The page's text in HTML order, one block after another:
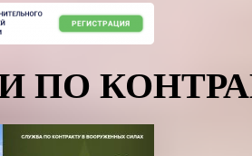
ПО